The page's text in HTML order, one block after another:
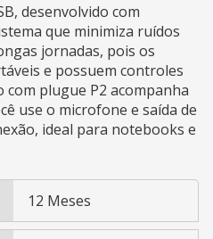
desenvolvido com
que minimiza ruídos
jornadas, pois os
e possuem controles
com plugue P2 acompanha
use o microfone e saída de
ideal para notebooks e
12 Meses